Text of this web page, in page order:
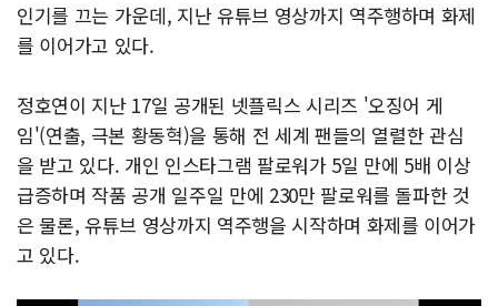
인기를 끄는 가운데, 지난 유튜브 영상까지 역주행하며 화제
를 이어가고 있다.
정호연이 지난 17일 공개된 넷플릭스 시리즈 '오징어 게
임'(연출, 극본 황동혁)을 통해 전 세계 팬들의 열렬한 관심
을 받고 있다. 개인 인스타그램 팔로워가 5일 만에 5배 이상
급증하며 작품 공개 일주일 만에 230만 팔로워를 돌파한 것
은 물론, 유튜브 영상까지 역주행을 시작하며 화제를 이어가
고 있다.